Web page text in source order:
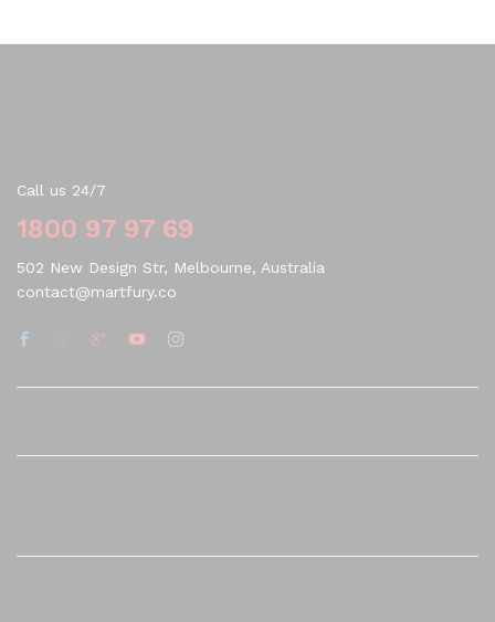
Call us 24/7
1800 97 97 69
502 New Design Str, Melbourne, Australia
contact@martfury.co